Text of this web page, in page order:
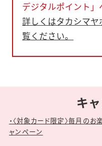
デジタルポイント
詳しくはタカシマ
覧ください。
キ
・〈対象カード限定〉毎月の
ャンペーン